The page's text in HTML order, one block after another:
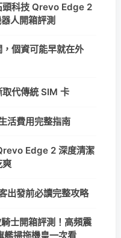
頭科技 Qrevo Edge 2
人開箱評測
個資可能早就在外
代傳統 SIM 卡
活費用完整指南
Edge 2 深度清潔
爽
出發前必讀完整攻略
士開箱評測！高頻震
掃拖機皇一次看